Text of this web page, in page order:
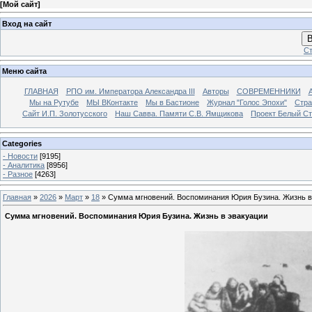
[Мой сайт]
Вход на сайт
Меню сайта
ГЛАВНАЯ РПО им. Императора Александра III Авторы СОВРЕМЕННИКИ
Мы на Рутубе
МЫ ВКонтакте Мы в Бастионе Журнал "Голос Эпохи"
Сайт И.П. Золотусского
Наш Савва. Памяти С.В. Ямщикова Проект Белый
Categories
- Новости [9195]
- Аналитика [8956]
- Разное [4263]
Главная » 2026 » Март » 18 » Сумма мгновений. Воспоминания Юрия Бузина. Жизнь в
Сумма мгновений. Воспоминания Юрия Бузина. Жизнь в эвакуации